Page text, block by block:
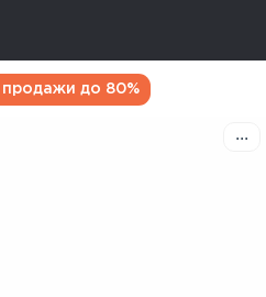
продажи до 80%